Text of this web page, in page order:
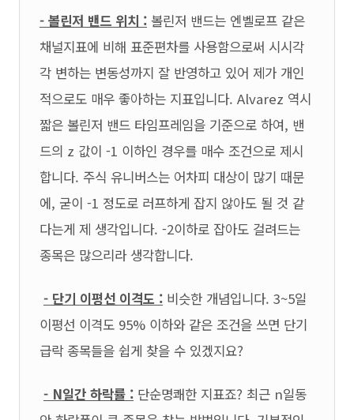
- 볼린저 밴드 위치 : 볼린저 밴드는 엔벨로프 같은
채널지표에 비해 표준편차를 사용함으로써 시시각
각 변하는 변동성까지 잘 반영하고 있어 제가 개인
적으로도 매우 좋아하는 지표입니다. Alvarez 역시
짧은 볼린저 밴드 타임프레임을 기준으로 하여, 밴
드의 z 값이 -1 이하인 경우를 매수 조건으로 제시
합니다. 주식 유니버스는 어차피 대상이 많기 때문
에, 굳이 -1 정도로 러프하게 잡지 않아도 될 것 같
다는게 제 생각입니다. -2이하로 잡아도 걸려드는
종목은 많으리라 생각합니다.
- 단기 이평선 이격도 : 비슷한 개념입니다. 3~5일
이평선 이격도 95% 이하와 같은 조건을 쓰면 단기
급락 종목들을 쉽게 찾을 수 있겠지요?
- N일간 하락률 : 단순명쾌한 지표죠? 최근 n일동